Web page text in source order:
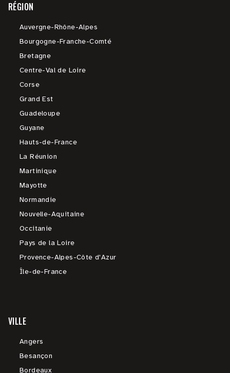
RÉGION
Auvergne-Rhône-Alpes
Bourgogne-Franche-Comté
Bretagne
Centre-Val de Loire
Corse
Grand Est
Guadeloupe
Guyane
Hauts-de-France
La Réunion
Martinique
Mayotte
Normandie
Nouvelle-Aquitaine
Occitanie
Pays de la Loire
Provence-Alpes-Côte d'Azur
Île-de-France
VILLE
Angers
Besançon
Bordeaux